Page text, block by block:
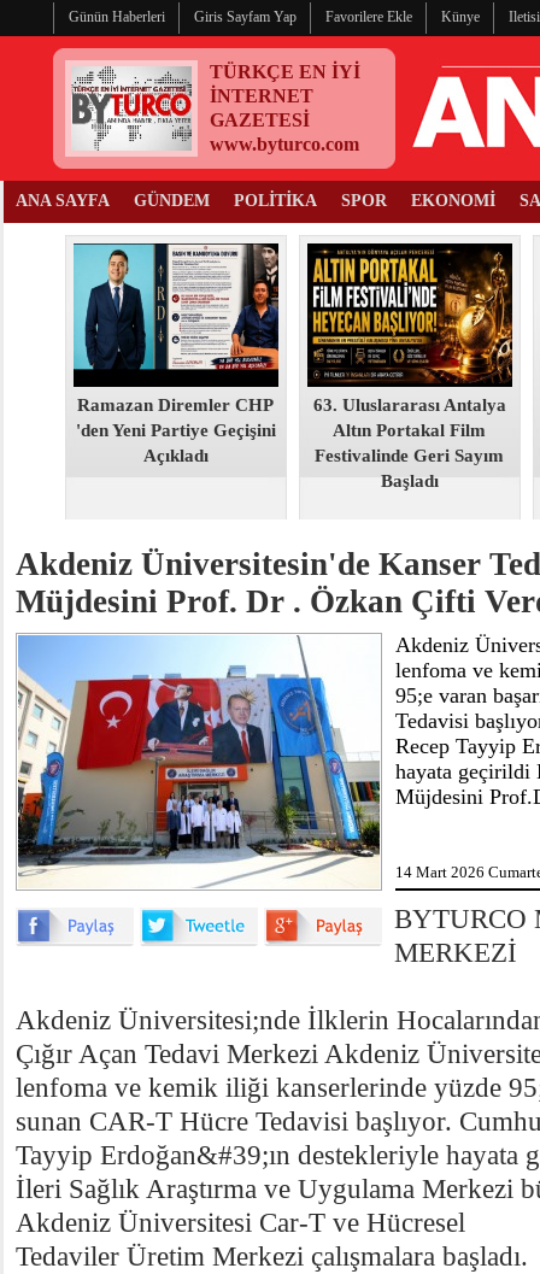
Günün Haberleri Giris Sayfam Yap Favorilere Ekle Künye
TÜRKÇE EN İYİ
İNTERNET
GAZETESİ
www.byturco.com
ANA SAYFA GÜNDEM POLİTİKA SPOR EKONOMİ
Ramazan Diremler CHP
'den Yeni Partiye Geçişini
Açıkladı
63. Uluslararası Antalya
Altın Portakal Film
Festivalinde Geri Sayım
Başladı
Akdeniz Üniversitesin'de Kanser
Müjdesini Prof. Dr . Özkan Çifti
Akdeniz
lenfoma ve
95;e varan
Tedavisi
Recep Tayyip
hayata geçirildi
Müjdesini
14 Mart 2026
BYTURCO
MERKEZİ
Akdeniz Üniversitesi;nde İlklerin
Çığır Açan Tedavi Merkezi Akdeniz
lenfoma ve kemik iliği kanserlerinde yüzde
sunan CAR-T Hücre Tedavisi başlıyor.
Tayyip Erdoğan&#39;ın destekleriyle hayata
İleri Sağlık Araştırma ve Uygulama Merkezi
Akdeniz Üniversitesi Car-T ve Hücresel
Tedaviler Üretim Merkezi çalışmalara başladı.